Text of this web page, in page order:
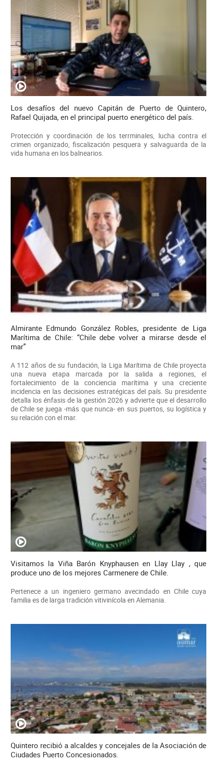
Los desafíos del nuevo Capitán de Puerto de Quintero,
Rafael Quijada, en el principal puerto energético del país.
Protección y coordinación de los terrminales, lucha contra el
crimen organizado, fiscalización pesquera y salvaguarda de la
vida humana en los balnearios.
Almirante Edmundo González Robles, presidente de Liga
Marítima de Chile: “Chile debe volver a mirarse desde el
mar”
A 112 años de su fundación, la Liga Marítima de Chile proyecta
una nueva etapa marcada por la salida a regiones, el
fortalecimiento de la conciencia marítima y una creciente
incidencia en las decisiones estratégicas del país. Su presidente
detalla los énfasis de la gestión 2026 y advierte que el desarrollo
de Chile se juega -más que nunca- en sus puertos, su logística y
su relación con el mar.
Visitamos la Viña Barón Knyphausen en Llay Llay , que
produce uno de los mejores Carmenere de Chile.
Pertenece a un ingeniero germano avecindado en Chile cuya
familia es de larga tradición vitivinícola en Alemania.
Quintero recibió a alcaldes y concejales de la Asociación de
Ciudades Puerto Concesionados.